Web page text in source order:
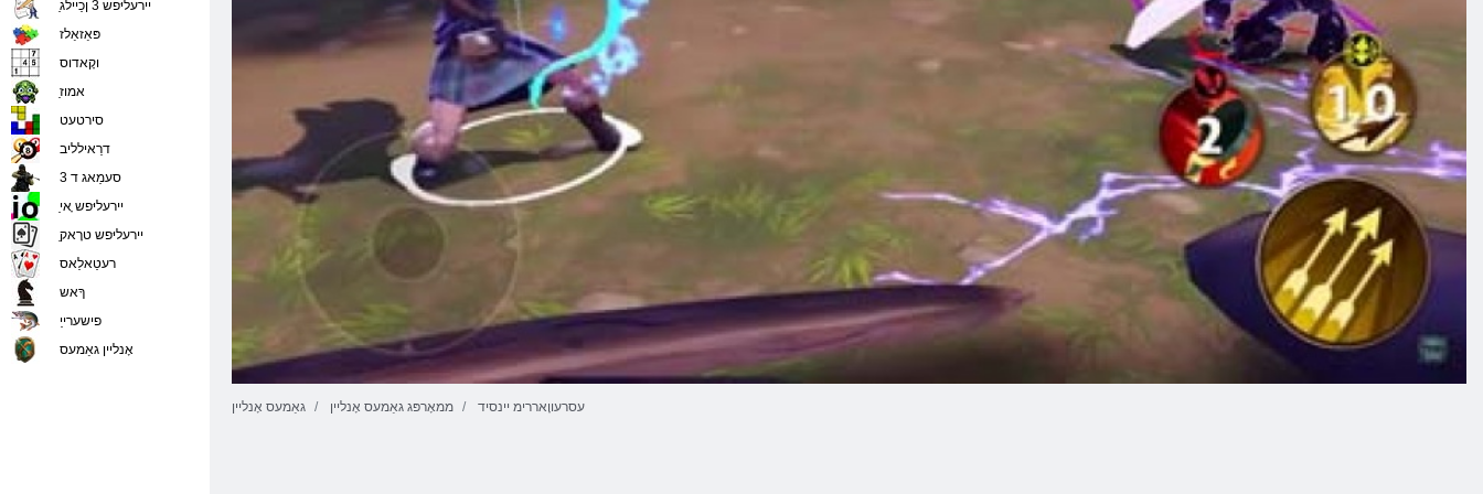
גאַמעס אָנליין ממאָרפּג גאַמעס אָנליין עסרעווָאררימ יינסיד
ַיירעליּפש 3 ןכַיילג
פּאַזאַלז
וקָאדוס
ַאמוז
סירטעט
דרַאילליב
סעמַאג ד 3
ַיירעליּפש ָאי
ַיירעליּפש טרָאק
רעטַאלַאס
ךָאש
פישערייַ
אָנליין גאַמעס